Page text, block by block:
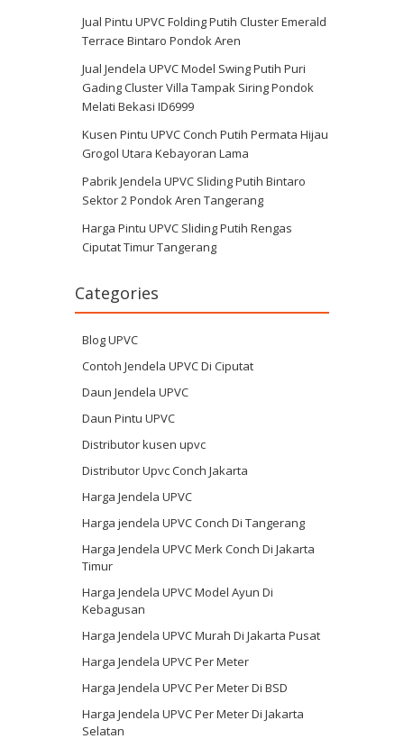
Jual Pintu UPVC Folding Putih Cluster Emerald
Terrace Bintaro Pondok Aren
Jual Jendela UPVC Model Swing Putih Puri
Gading Cluster Villa Tampak Siring Pondok
Melati Bekasi ID6999
Kusen Pintu UPVC Conch Putih Permata Hijau
Grogol Utara Kebayoran Lama
Pabrik Jendela UPVC Sliding Putih Bintaro
Sektor 2 Pondok Aren Tangerang
Harga Pintu UPVC Sliding Putih Rengas
Ciputat Timur Tangerang
Categories
Blog UPVC
Contoh Jendela UPVC Di Ciputat
Daun Jendela UPVC
Daun Pintu UPVC
Distributor kusen upvc
Distributor Upvc Conch Jakarta
Harga Jendela UPVC
Harga jendela UPVC Conch Di Tangerang
Harga Jendela UPVC Merk Conch Di Jakarta
Timur
Harga Jendela UPVC Model Ayun Di
Kebagusan
Harga Jendela UPVC Murah Di Jakarta Pusat
Harga Jendela UPVC Per Meter
Harga Jendela UPVC Per Meter Di BSD
Harga Jendela UPVC Per Meter Di Jakarta
Selatan